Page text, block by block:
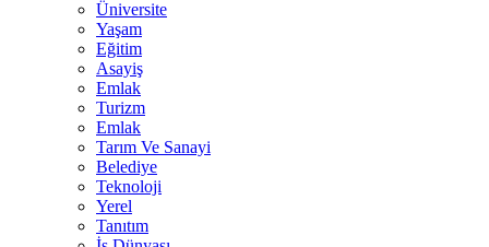
Üniversite
Yaşam
Eğitim
Asayiş
Emlak
Turizm
Emlak
Tarım Ve Sanayi
Belediye
Teknoloji
Yerel
Tanıtım